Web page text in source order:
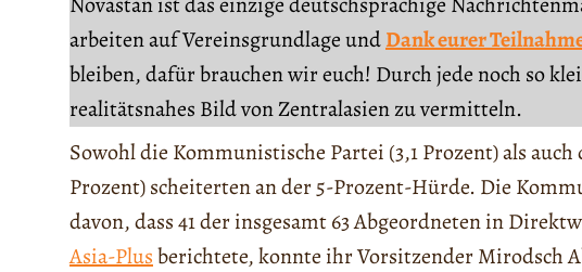
arbeiten auf Vereinsgrundlage undDank eurer
bleiben, dafür brauchen wir euch! Durch jede noch so
realitätsnahes Bild von Zentralasien zu vermitteln.
Sowohl die Kommunistische Partei (3,1 Prozent) als
Prozent) scheiterten an der 5-Prozent-Hürde. Die
davon, dass 41 der insgesamt 63 Abgeordneten in
Asia-Plusberichtete, konnte ihr Vorsitzender Mirodsch